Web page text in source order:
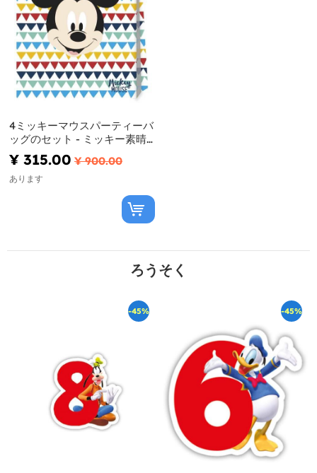
4ミッキーマウスパーティーバ
ッグのセット - ミッキー素晴
らしい
¥ 315.00 ¥ 900.00
あります
ろうそく
-45% -45%